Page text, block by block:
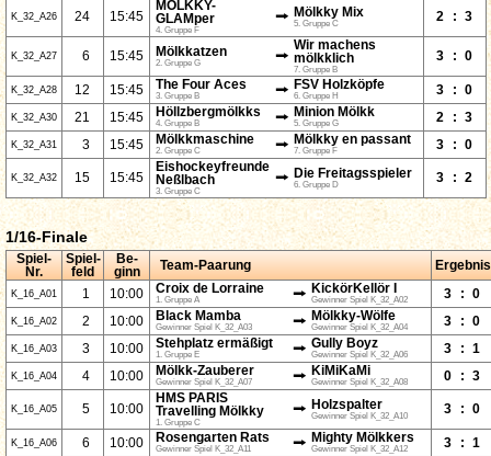
K_32_A26 24 15:45
MÖLKKY-
GLAMper
4. Gruppe F
⭢ Mölkky Mix
5. Gruppe C
2 : 3
K_32_A27 6 15:45 Mölkkatzen
2. Gruppe G ⭢
Wir machens
mölkklich
7. Gruppe B
3 : 0
K_32_A28 12 15:45 The Four Aces
3. Gruppe B ⭢ FSV Holzköpfe
6. Gruppe H 3 : 0
K_32_A30 21 15:45 Höllzbergmölkks
4. Gruppe B ⭢ Minion Mölkk
5. Gruppe G 2 : 3
K_32_A31 3 15:45 Mölkkmaschine
2. Gruppe C ⭢ Mölkky en passant
7. Gruppe F 3 : 0
K_32_A32 15 15:45
Eishockeyfreunde
Neßlbach
3. Gruppe C
⭢ Die Freitagsspieler
6. Gruppe D
3 : 2
1/16-Finale
Spiel-
Nr.
Spiel-
feld
Be-
ginn
Team-Paarung Ergebnis
K_16_A01 1 10:00 Croix de Lorraine
1. Gruppe A ⭢ KickörKellör I
Gewinner Spiel K_32_A02 3 : 0
K_16_A02 2 10:00 Black Mamba
Gewinner Spiel K_32_A03 ⭢ Mölkky-Wölfe
Gewinner Spiel K_32_A04 3 : 0
K_16_A03 3 10:00 Stehplatz ermäßigt
1. Gruppe E ⭢ Gully Boyz
Gewinner Spiel K_32_A06 3 : 1
K_16_A04 4 10:00 Mölkk-Zauberer
Gewinner Spiel K_32_A07 ⭢ KiMiKaMi
Gewinner Spiel K_32_A08 0 : 3
K_16_A05 5 10:00
HMS PARIS
Travelling Mölkky
1. Gruppe C
⭢ Holzspalter
Gewinner Spiel K_32_A10
3 : 0
K_16_A06 6 10:00 Rosengarten Rats
Gewinner Spiel K_32_A11 ⭢ Mighty Mölkkers
Gewinner Spiel K_32_A12 3 : 1